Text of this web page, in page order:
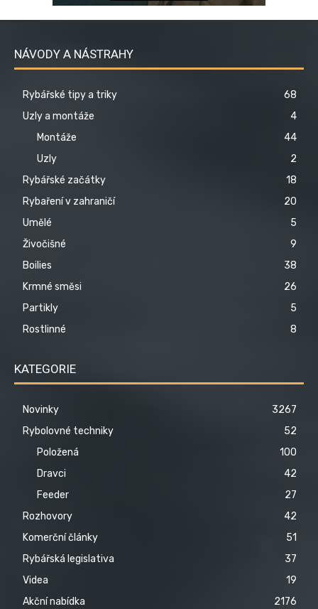
NÁVODY A NÁSTRAHY
Rybářské tipy a triky
68
Uzly a montáže
4
Montáže
44
Uzly
2
Rybářské začátky
18
Rybaření v zahraničí
20
Umělé
5
Živočišné
9
Boilies
38
Krmné směsi
26
Partikly
5
Rostlinné
8
KATEGORIE
Novinky
3267
Rybolovné techniky
52
Položená
100
Dravci
42
Feeder
27
Rozhovory
42
Komerční články
51
Rybářská legislativa
37
Videa
19
Akční nabídka
2176